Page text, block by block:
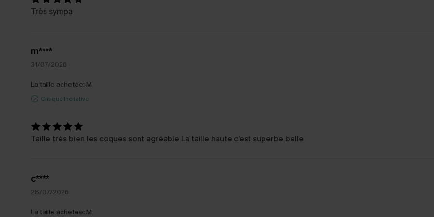
Très sympa
m****
31/07/2026
La taille achetée: M
Critique Incitative
Taille très bien les coques sont agréable La taille haute c’est superbe belle
c****
28/07/2026
La taille achetée: M